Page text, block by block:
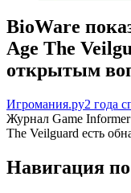
BioWare
Age The
открытым
Игромания.ру2 года
Журнал Game
The Veilguard есть
Навигация